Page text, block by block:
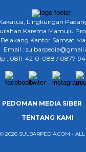
Lingkungan
Karema Mamuju
Kantor Samsat
Email :
: 0811-4210-088 / 0877-
PEDOMAN MEDIA SIBER
TENTANG KAMI
2026 SULBARPEDIA.COM - ALL